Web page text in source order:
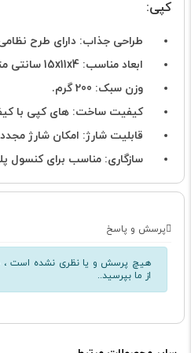
کپی:
طراحی جذاب: دارای طرح
ابعاد مناسب: 15x11x4 سانتی متر.
وزن سبک: 200 گرم.
کیفیت ساخت: های کپی با
قابلیت شارژ: امکان شارژ
سازگاری: مناسب برای کنسول
پرسش و پاسخ
هیچ پرسش و یا نظری نشده است ،
از ما بپرسید..